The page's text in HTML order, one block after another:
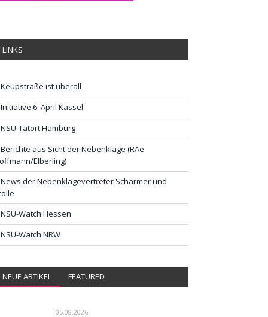
LINKS
Keupstraße ist überall
Initiative 6. April Kassel
NSU-Tatort Hamburg
Berichte aus Sicht der Nebenklage (RAe
Elberling)
News der Nebenklagevertreter Scharmer und
NSU-Watch Hessen
NSU-Watch NRW
NEUE ARTIKEL FEATURED
05.08.2026